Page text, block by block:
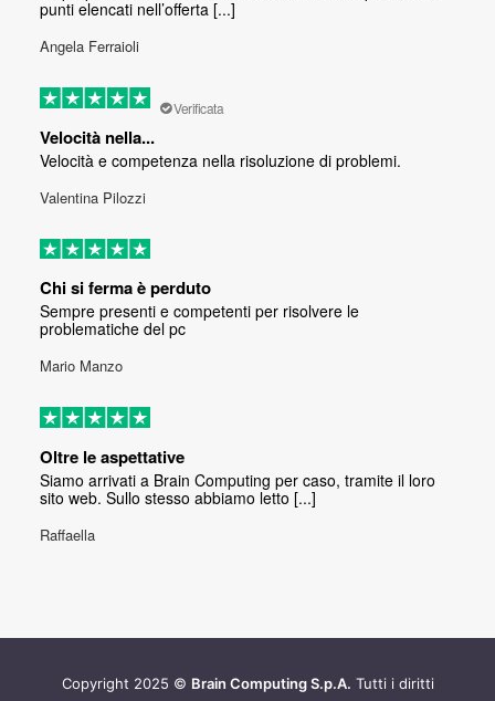
punti elencati nell’offerta [...]
Angela Ferraioli
Verificata
Velocità nella...
Velocità e competenza nella risoluzione di problemi.
Valentina Pilozzi
Chi si ferma è perduto
Sempre presenti e competenti per risolvere le
problematiche del pc
Mario Manzo
Oltre le aspettative
Siamo arrivati a Brain Computing per caso, tramite il loro
sito web. Sullo stesso abbiamo letto [...]
Raffaella
Copyright 2025 © Brain Computing S.p.A. Tutti i diritti